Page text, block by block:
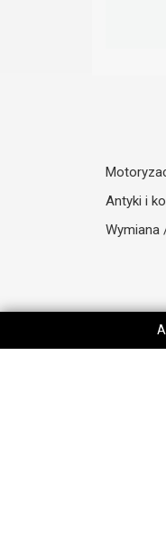
Antyki i
Wymiana